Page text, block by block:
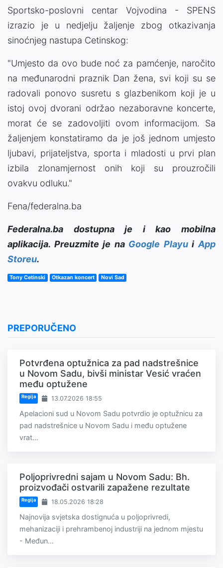
Sportsko-poslovni centar Vojvodina - SPENS
izrazio je u nedjelju žaljenje zbog otkazivanja
sinoćnjeg nastupa Cetinskog:
"Umjesto da ovo bude noć za pamćenje, naročito
na međunarodni praznik Dan žena, svi koji su se
radovali ponovo susretu s glazbenikom koji je u
istoj ovoj dvorani održao nezaboravne koncerte,
morat će se zadovoljiti ovom informacijom. Sa
žaljenjem konstatiramo da je još jednom umjesto
ljubavi, prijateljstva, sporta i mladosti u prvi plan
izbila zlonamjernost onih koji su prouzročili
ovakvu odluku."
Fena/federalna.ba
Federalna.ba dostupna je i kao mobilna
aplikacija. Preuzmite je na Google PlayuiApp
Storeu.
Tony Cetinski Otkazan koncert Novi Sad
PREPORUČENO
Potvrđena optužnica za pad nadstrešnice
u Novom Sadu, bivši ministar Vesić vraćen
među optužene
Regija 13.07.2026 18:55
Apelacioni sud u Novom Sadu potvrdio je optužnicu za
pad nadstrešnice u Novom Sadu i među optužene
vrat...
Poljoprivredni sajam u Novom Sadu: Bh.
proizvođači ostvarili zapažene rezultate
Regija 18.05.2026 18:28
Najnovija svjetska dostignuća u poljoprivredi,
mehanizaciji i prehrambenoj industriji na jednom mjestu
- Međun...